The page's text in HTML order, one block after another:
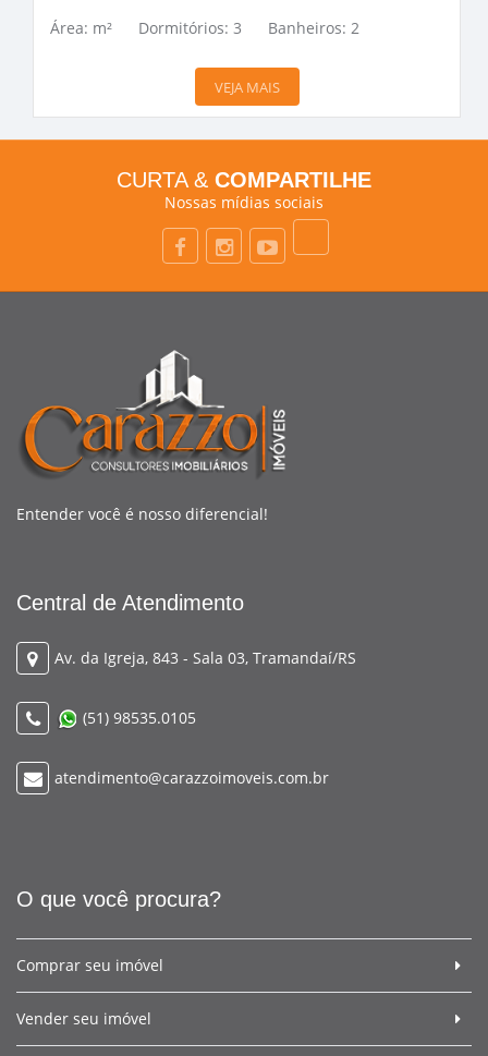
Área: m² Dormitórios: 3 Banheiros: 2
VEJA MAIS
CURTA & COMPARTILHE
Nossas mídias sociais
Entender você é nosso diferencial!
Central de Atendimento
Av. da Igreja, 843 - Sala 03, Tramandaí/RS
(51) 98535.0105
atendimento@carazzoimoveis.com.br
O que você procura?
Comprar seu imóvel
Vender seu imóvel